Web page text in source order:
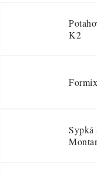
K2
Formix
Sypká